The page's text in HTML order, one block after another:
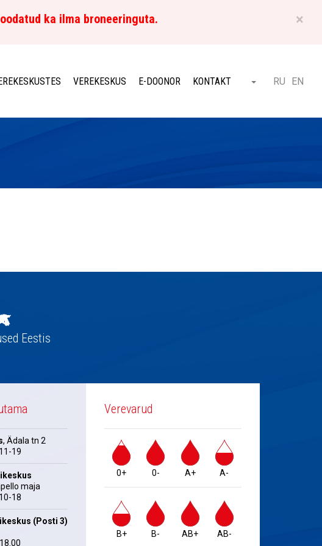
×
ka ilma broneeringuta.
VEREKESKUS E-DOONOR KONTAKT Otsi ET
RU EN
Eestis
, Ädala tn 2
19
maja
18
(Posti 3)
Verevarud
0+ 0- A+ A-
B+ B- AB+ AB-